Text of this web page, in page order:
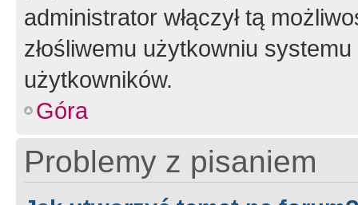
administrator włączył tą
złośliwemu użytkowniu
użytkowników.
Góra
Problemy z pisaniem